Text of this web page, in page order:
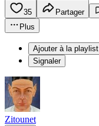
35 Partager
Plus
Ajouter à la playlist
Signaler
Zitounet